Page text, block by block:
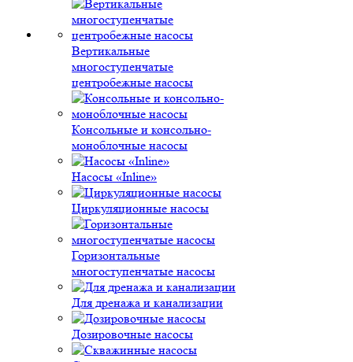
Вертикальные
многоступенчатые
центробежные насосы
Консольные и консольно-
моноблочные насосы
Насосы «Inline»
Циркуляционные насосы
Горизонтальные
многоступенчатые насосы
Для дренажа и канализации
Дозировочные насосы